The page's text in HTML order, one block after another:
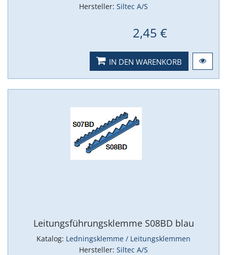
Hersteller: Siltec A/S
2,45 €
IN DEN WARENKORB
Leitungsführungsklemme S08BD blau
Katalog: Ledningsklemme / Leitungsklemmen
Hersteller: Siltec A/S